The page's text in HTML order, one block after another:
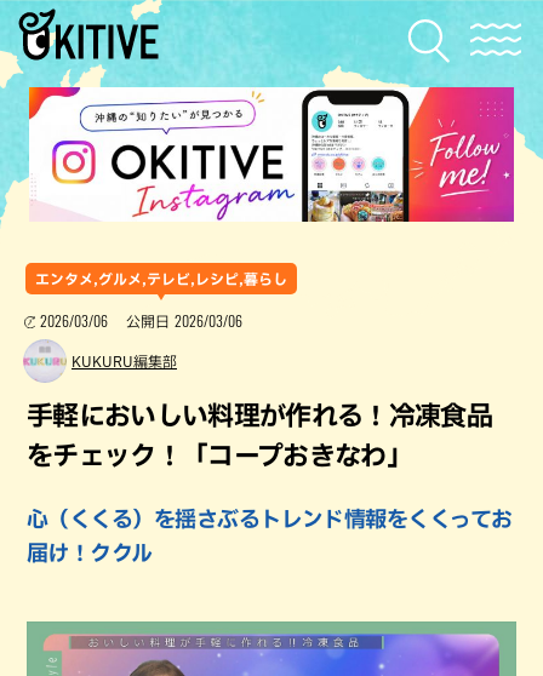
エンタメ,グルメ,テレビ,レシピ,暮らし
2026/03/06 公開日 2026/03/06
KUKURU編集部
手軽においしい料理が作れる！冷凍食品
をチェック！「コープおきなわ」
心（くくる）を揺さぶるトレンド情報をくくってお
届け！ククル